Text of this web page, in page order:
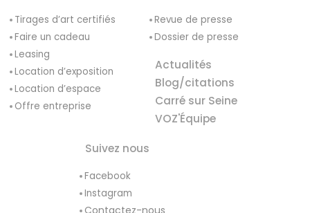
Tirages d’art certifiés
Faire un cadeau
Leasing
Location d’exposition
Location d’espace
Offre entreprise
Revue de presse
Dossier de presse
Actualités
Blog/citations
Carré sur Seine
VOZ'Équipe
Suivez nous
Facebook
Instagram
Contactez-nous